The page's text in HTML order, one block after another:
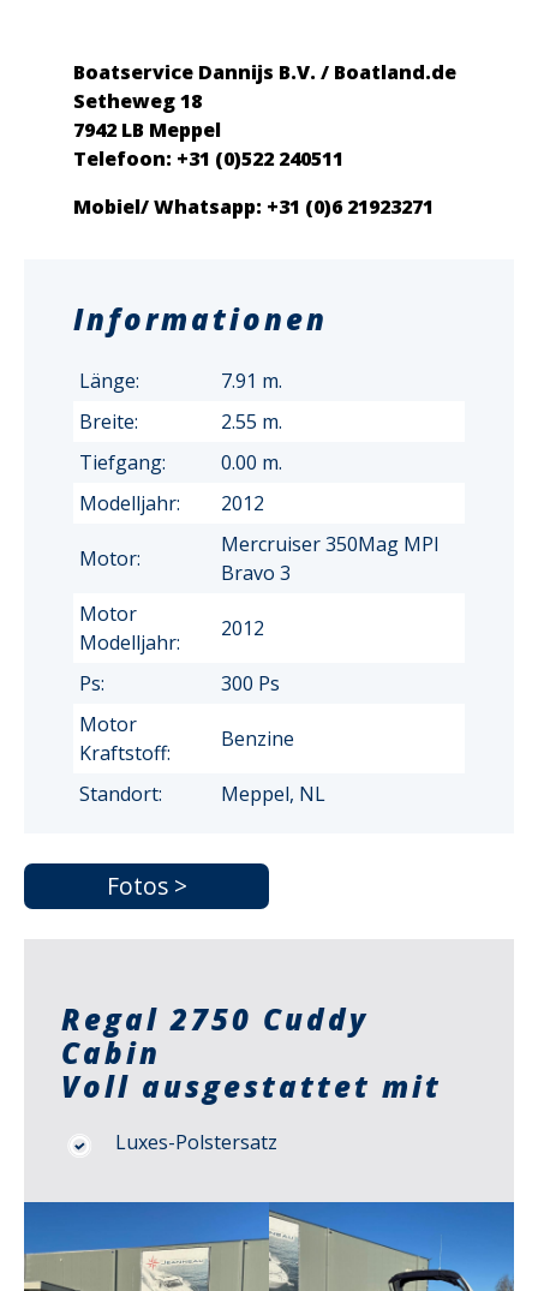
Boatservice Dannijs B.V. / Boatland.de
Setheweg 18
7942 LB Meppel
Telefoon: +31 (0)522 240511
Mobiel/ Whatsapp: +31 (0)6 21923271
Informationen
Länge:
7.91 m.
Breite:
2.55 m.
Tiefgang:
0.00 m.
Modelljahr:
2012
Motor:
Mercruiser 350Mag MPI
Bravo 3
Motor
Modelljahr:
2012
Ps:
300 Ps
Motor
Kraftstoff:
Benzine
Standort: Meppel, NL
Fotos >
Regal 2750 Cuddy
Cabin
Voll ausgestattet mit
Luxes-Polstersatz